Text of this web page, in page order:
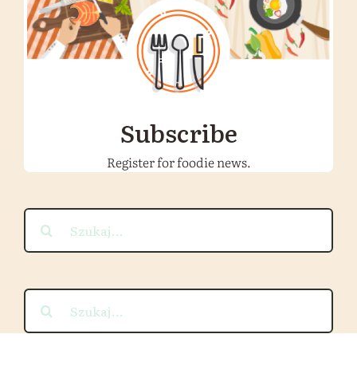
Subscribe
Register for foodie news.
Szukaj
Szukaj